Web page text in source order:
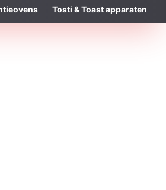
Tosti & Toast apparaten